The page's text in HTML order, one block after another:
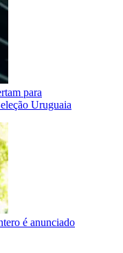
para
Uruguaia
é anunciado